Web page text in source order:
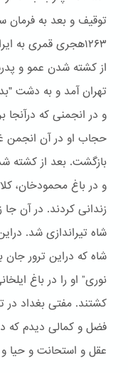
توقیف و بعد به فرمان
۱۲۶۳هجری قمری به
از كشته شدن عمو و
تهران آمد و به دشت
و در انجمنی كه
حجاب او در آن انجمن
بازگشت. بعد از كشته
و در باغ محمودخان،
زندانی كردند. در آن جا
شاه كه دراین ترور جان
نوری” او را در باغ
كشتند. مفتی بغداد
فضل و كمالی دیدم كه
عقل و استحانت و حیا